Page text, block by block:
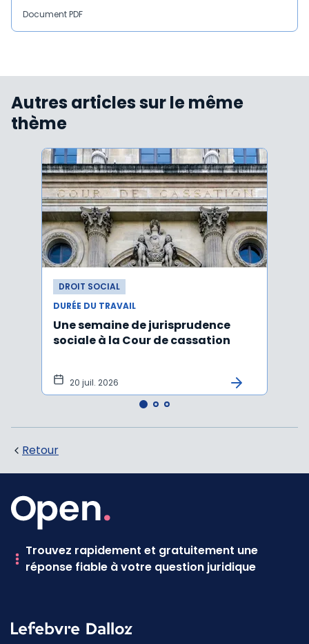
Document PDF
Autres articles sur le même
thème
DROIT SOCIAL
DURÉE DU TRAVAIL
Une semaine de jurisprudence
sociale à la Cour de cassation
20 juil. 2026
Retour
Trouvez rapidement et gratuitement une
réponse fiable à votre question juridique